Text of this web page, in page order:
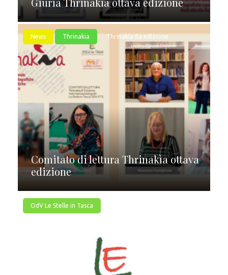
News Thrinakia Thrinakìa 8a edizione
Comitato di lettura Thrinakìa ottava
edizione
OdV Le Stelle in Tasca